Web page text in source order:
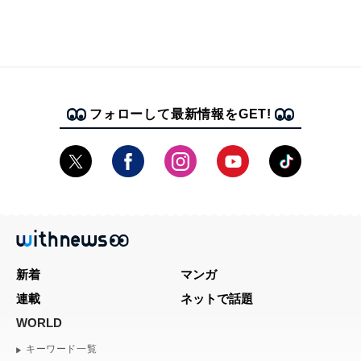
フォローして最新情報をGET!
新着
マンガ
連載
ネットで話題
WORLD
キーワード一覧